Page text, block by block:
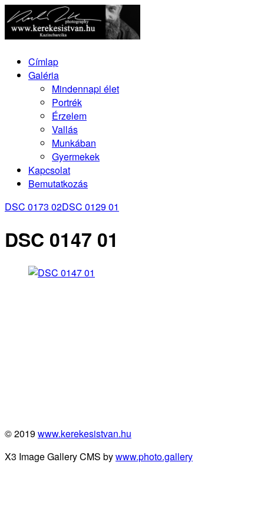
Címlap
Galéria
Mindennapi élet
Portrék
Érzelem
Vallás
Munkában
Gyermekek
Kapcsolat
Bemutatkozás
DSC 0173 02DSC 0129 01
DSC 0147 01
© 2019www.kerekesistvan.hu
X3 Image Gallery CMS bywww.photo.gallery